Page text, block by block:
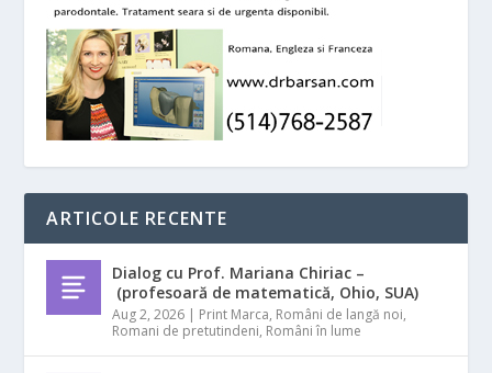
ARTICOLE RECENTE
Dialog cu Prof. Mariana Chiriac –
(profesoară de matematică, Ohio, SUA)
Aug 2, 2026 | Print Marca, Români de langă noi,
Romani de pretutindeni, Români în lume